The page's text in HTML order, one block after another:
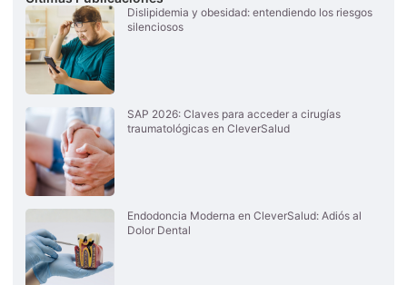
Dislipidemia y obesidad: entendiendo los riesgos
silenciosos
SAP 2026: Claves para acceder a cirugías
traumatológicas en CleverSalud
Endodoncia Moderna en CleverSalud: Adiós al
Dolor Dental